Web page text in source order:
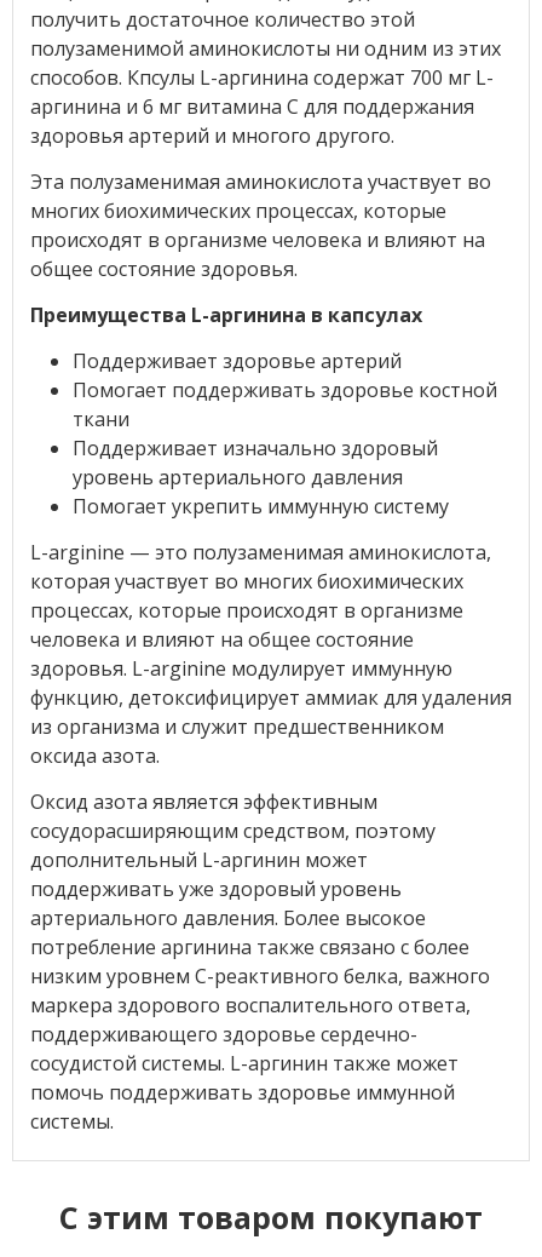
получить достаточное количество этой
полузаменимой аминокислоты ни одним из этих
способов. Кпсулы L-аргинина содержат 700 мг L-
аргинина и 6 мг витамина C для поддержания
здоровья артерий и многого другого.
Эта полузаменимая аминокислота участвует во
многих биохимических процессах, которые
происходят в организме человека и влияют на
общее состояние здоровья.
Преимущества L-аргинина в капсулах
Поддерживает здоровье артерий
Помогает поддерживать здоровье костной
ткани
Поддерживает изначально здоровый
уровень артериального давления
Помогает укрепить иммунную систему
L-arginine — это полузаменимая аминокислота,
которая участвует во многих биохимических
процессах, которые происходят в организме
человека и влияют на общее состояние
здоровья. L-arginine модулирует иммунную
функцию, детоксифицирует аммиак для удаления
из организма и служит предшественником
оксида азота.
Оксид азота является эффективным
сосудорасширяющим средством, поэтому
дополнительный L-аргинин может
поддерживать уже здоровый уровень
артериального давления. Более высокое
потребление аргинина также связано с более
низким уровнем С-реактивного белка, важного
маркера здорового воспалительного ответа,
поддерживающего здоровье сердечно-
сосудистой системы. L-аргинин также может
помочь поддерживать здоровье иммунной
системы.
C этим товаром покупают